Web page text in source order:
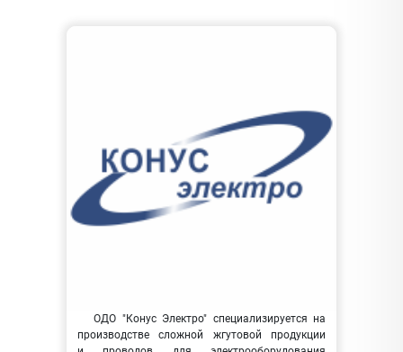
ОДО "Конус Электро" специализируется на
производстве сложной жгутовой продукции